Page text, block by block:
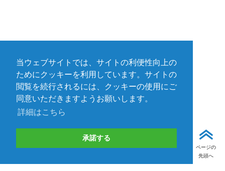
当ウェブサイトでは、サイトの利便性向上の
ためにクッキーを利用しています。サイトの
閲覧を続行されるには、クッキーの使用にご
同意いただきますようお願いします。
詳細はこちら
承諾する
ページの
先頭へ